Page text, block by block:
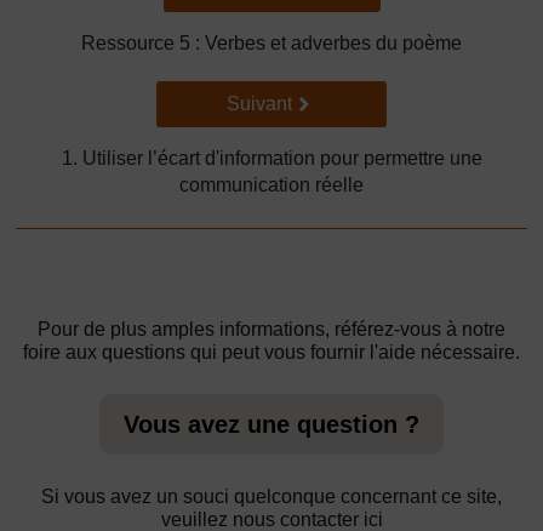
Ressource 5 : Verbes et adverbes du poème
Suivant
Suivant
1. Utiliser l’écart d'information pour permettre une
communication réelle
Pour de plus amples informations, référez-vous à notre
foire aux questions qui peut vous fournir l'aide nécessaire.
Vous avez une question ?
Si vous avez un souci quelconque concernant ce site,
veuillez nous contacter ici